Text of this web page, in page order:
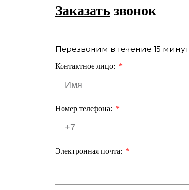
Контактное лицо:
Номер телефона:
Электронная почта:
Перезвоним в течение 15 минут
Заказать звонок